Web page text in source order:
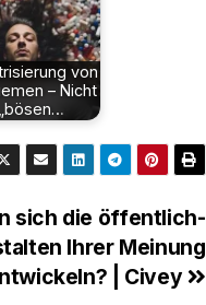
von
– Nicht
sich die öffentlich-
Ihrer Meinung
| Civey